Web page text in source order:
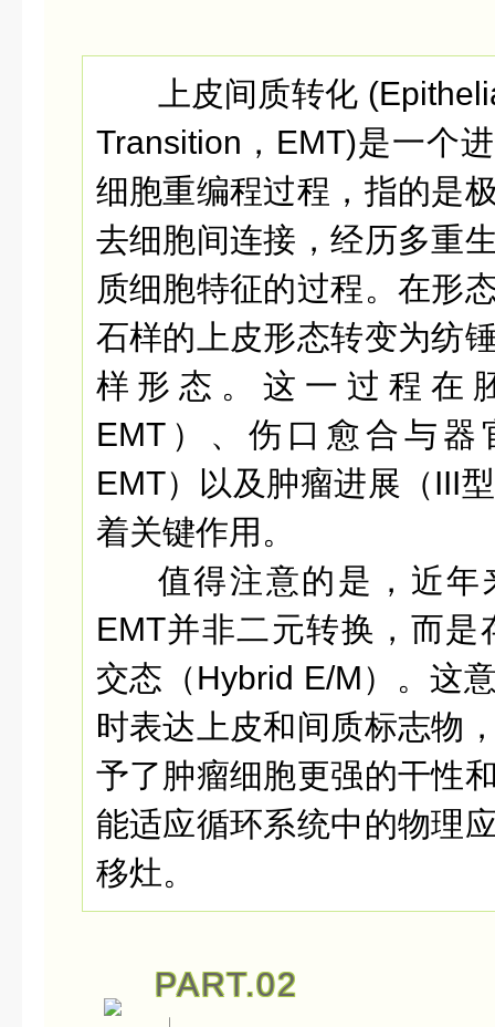
上皮间质转化
Transition，EMT)是一个
细胞重编程过程，指的是
去细胞间连接，经历多重
质细胞特征的过程。在形
石样的上皮形态转变为纺
样形态。这一过程在
EMT）、伤口愈合与
EMT）以及肿瘤进展（III
着关键作用。
值得注意的是，近年
EMT并非二元转换，而是
交态（Hybrid E/M）。这
时表达上皮和间质标志物
予了肿瘤细胞更强的干性
能适应循环系统中的物理
移灶。
PART.02